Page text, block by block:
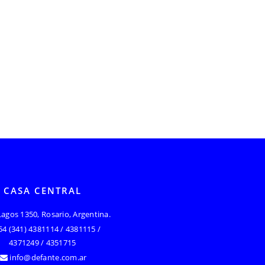
CASA CENTRAL
1350, Rosario, Argentina.
(341) 4381114 / 4381115 /
4371249 / 4351715
info@defante.com.ar